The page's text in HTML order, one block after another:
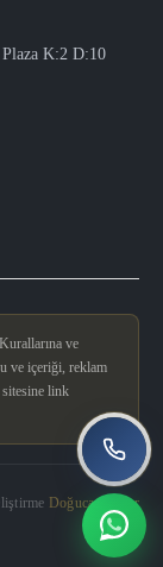
K:2 D:10
ve
ve içeriği, reklam
sitesine link
Doğucan Güler